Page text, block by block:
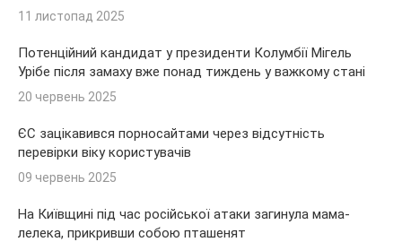
11 листопад 2025
Потенційний кандидат у президенти Колумбії Мігель
Урібе після замаху вже понад тиждень у важкому стані
20 червень 2025
ЄС зацікавився порносайтами через відсутність
перевірки віку користувачів
09 червень 2025
На Київщині під час російської атаки загинула мама-
лелека, прикривши собою пташенят